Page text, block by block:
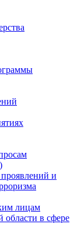
и
лицам
области в сфере